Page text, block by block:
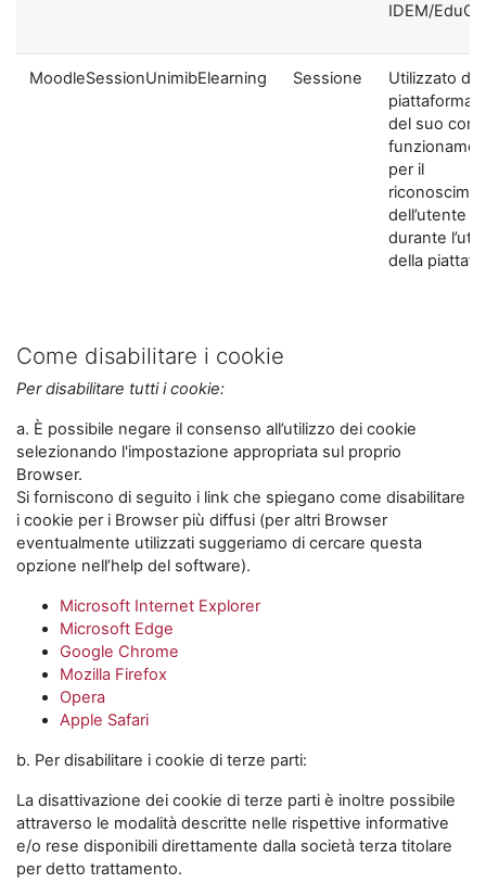
IDEM/
MoodleSessionUnimibElearning Sessione
Utilizzato
piattaforma
del suo
per il
dell’utente
durante
della
Come disabilitare i cookie
Per disabilitare tutti i cookie:
a. È possibile negare il consenso all’utilizzo dei cookie
selezionando l'impostazione appropriata sul proprio
Browser.
Si forniscono di seguito i link che spiegano come disabilitare
i cookie per i Browser più diffusi (per altri Browser
eventualmente utilizzati suggeriamo di cercare questa
opzione nell’help del software).
Microsoft Internet Explorer
Microsoft Edge
Google Chrome
Mozilla Firefox
Opera
Apple Safari
b. Per disabilitare i cookie di terze parti:
La disattivazione dei cookie di terze parti è inoltre possibile
attraverso le modalità descritte nelle rispettive informative
e/o rese disponibili direttamente dalla società terza titolare
per detto trattamento.